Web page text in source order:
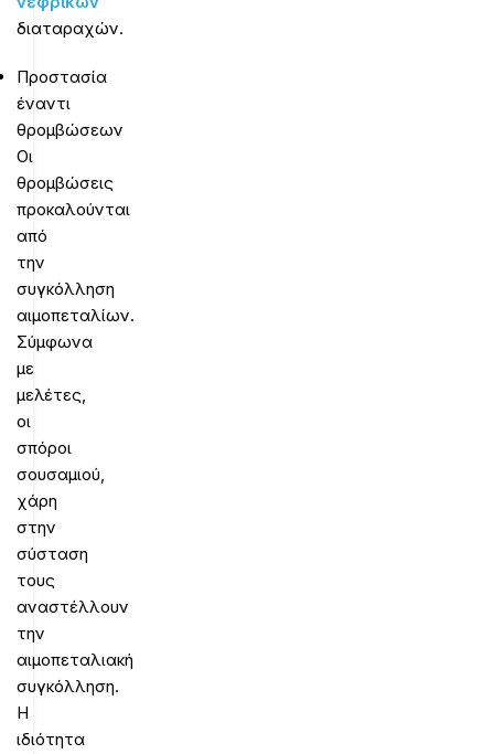
διαταραχών.
Προστασία
έναντι
θρομβώσεων
Οι
θρομβώσεις
προκαλούνται
από
την
συγκόλληση
αιμοπεταλίων.
Σύμφωνα
με
μελέτες,
οι
σπόροι
σουσαμιού,
χάρη
στην
σύσταση
τους
αναστέλλουν
την
αιμοπεταλιακή
συγκόλληση.
Η
ιδιότητα